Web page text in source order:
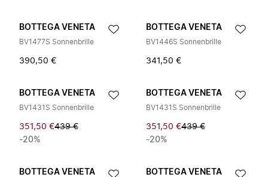
BOTTEGA VENETA
BV1477S Sonnenbrille
390,50 €
BOTTEGA VENETA
BV1446S Sonnenbrille
341,50 €
BOTTEGA VENETA
BV1431S Sonnenbrille
351,50 €439 €
-20%
BOTTEGA VENETA
BV1431S Sonnenbrille
351,50 €439 €
-20%
BOTTEGA VENETA BOTTEGA VENETA